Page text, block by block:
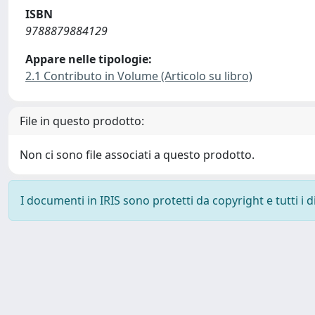
ISBN
9788879884129
Appare nelle tipologie:
2.1 Contributo in Volume (Articolo su libro)
File in questo prodotto:
Non ci sono file associati a questo prodotto.
I documenti in IRIS sono protetti da copyright e tutti i